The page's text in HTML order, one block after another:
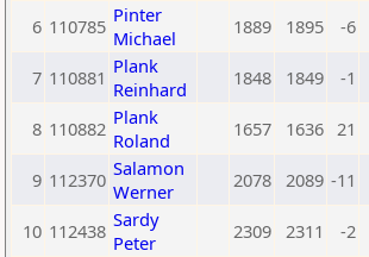
6 110785 Pinter
Michael
1889 1895 -6
7 110881 Plank
Reinhard
1848 1849 -1
8 110882 Plank
Roland
1657 1636 21
9 112370 Salamon
Werner
2078 2089 -11
10 112438 Sardy
Peter
2309 2311 -2